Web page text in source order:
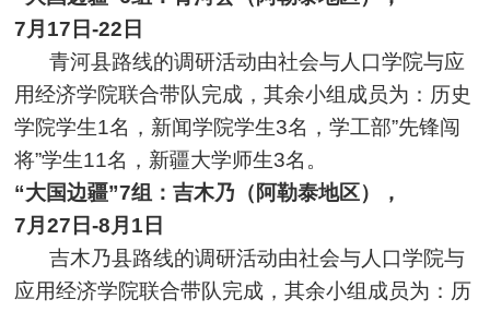
7月17日-22日
青河县路线的调研活动由社会与人口学院与应
用经济学院联合带队完成，其余小组成员为：历史
学院学生1名，新闻学院学生3名，学工部”先锋闯
将”学生11名，新疆大学师生3名。
“大国边疆”7组：吉木乃（阿勒泰地区），
7月27日-8月1日
吉木乃县路线的调研活动由社会与人口学院与
应用经济学院联合带队完成，其余小组成员为：历